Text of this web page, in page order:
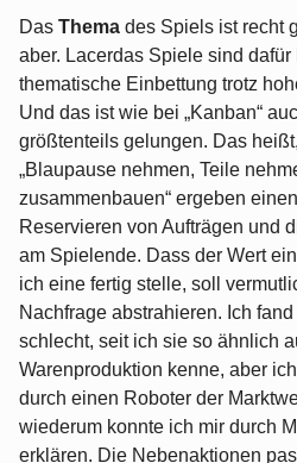
Das Thema des Spiels ist recht
aber. Lacerdas Spiele sind
thematische Einbettung trotz
Und das ist wie bei „Kanban“
größtenteils gelungen. Das
„Blaupause nehmen, Teile
zusammenbauen“ ergeben
Reservieren von Aufträgen und
am Spielende. Dass der Wert
ich eine fertig stelle, soll
Nachfrage abstrahieren. Ich
schlecht, seit ich sie so ähnlich
Warenproduktion kenne, aber
durch einen Roboter der
wiederum konnte ich mir durch
erklären. Die Nebenaktionen